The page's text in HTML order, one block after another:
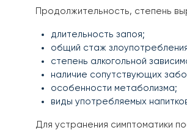
Продолжительность, степень
длительность запоя;
общий стаж
степень алкогольной
наличие сопутствующих
особенности метаболизма;
виды употребляемых
Для устранения симптоматики